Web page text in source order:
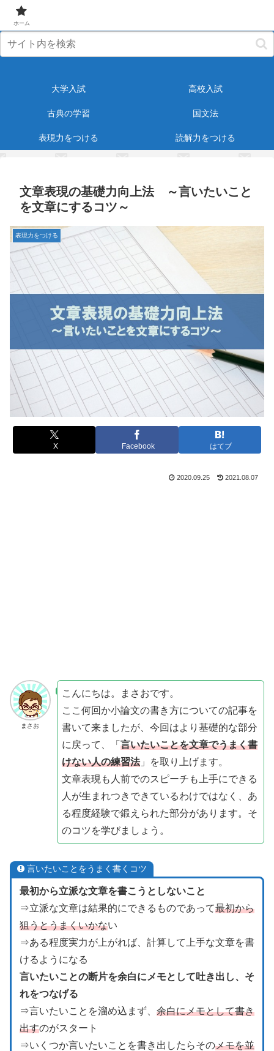
大学入試 高校入試
古典の学習 国文法
表現力をつける 読解力をつける
文章表現の基礎力向上法 ～言いたいこと
を文章にするコツ～
表現力をつける
X Facebook はてブ
2020.09.25 2021.08.07
まさお
こんにちは。まさおです。
ここ何回か小論文の書き方についての記事を
書いて来ましたが、今回はより基礎的な部分
に戻って、「 言いたいことを文章でうまく書
けない人の練習法」を取り上げます。
文章表現も人前でのスピーチも上手にできる
人が生まれつきできているわけではなく、あ
る程度経験で鍛えられた部分があります。そ
のコツを学びましょう。
言いたいことをうまく書くコツ
最初から立派な文章を書こうとしないこと
⇒立派な文章は結果的にできるものであって最初から
狙うとうまくいかない
⇒ある程度実力が上がれば、計算して上手な文章を書
けるようになる
言いたいことの断片を余白にメモとして吐き出し、そ
れをつなげる
⇒言いたいことを溜め込まず、 余白にメモとして書き
出すのがスタート
⇒いくつか言いたいことを書き出したらそのメモを並
ホーム